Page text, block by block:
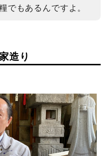
でもあるんですよ。
造り